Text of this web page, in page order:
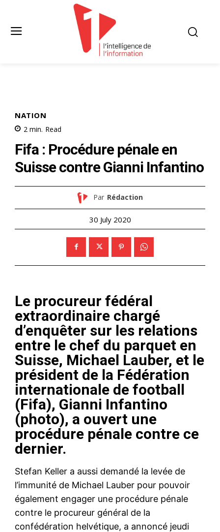
NATION
2 min. Read
Fifa : Procédure pénale en
Suisse contre Gianni Infantino
Par Rédaction
30 July 2020
Le procureur fédéral
extraordinaire chargé
d’enquêter sur les relations
entre le chef du parquet en
Suisse, Michael Lauber, et le
président de la Fédération
internationale de football
(Fifa), Gianni Infantino
(photo), a ouvert une
procédure pénale contre ce
dernier.
Stefan Keller a aussi demandé la levée de
l’immunité de Michael Lauber pour pouvoir
également engager une procédure pénale
contre le procureur général de la
confédération helvétique, a annoncé jeudi